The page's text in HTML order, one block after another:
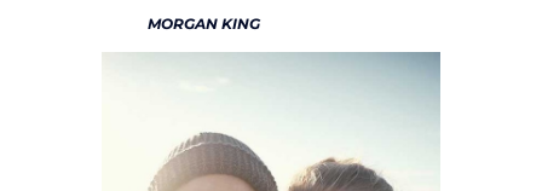
MORGAN KING